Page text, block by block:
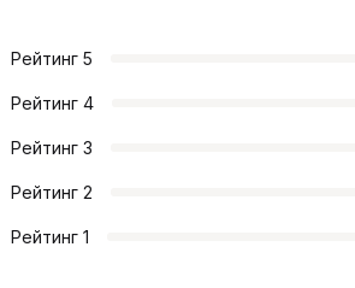
Рейтинг5
Рейтинг4
Рейтинг3
Рейтинг2
Рейтинг1